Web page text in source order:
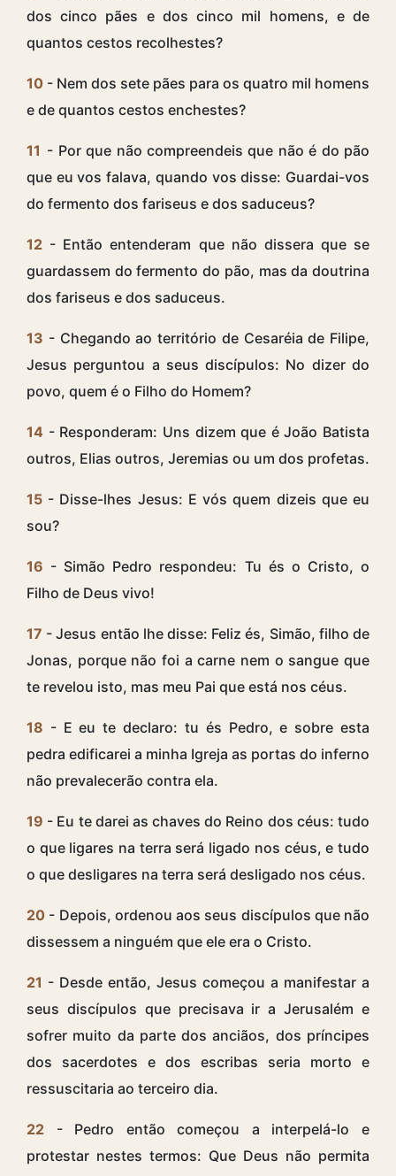
dos cinco pães e dos cinco mil homens, e de
quantos cestos recolhestes?
10 - Nem dos sete pães para os quatro mil homens
e de quantos cestos enchestes?
11 - Por que não compreendeis que não é do pão
que eu vos falava, quando vos disse: Guardai-vos
do fermento dos fariseus e dos saduceus?
12 - Então entenderam que não dissera que se
guardassem do fermento do pão, mas da doutrina
dos fariseus e dos saduceus.
13 - Chegando ao território de Cesaréia de Filipe,
Jesus perguntou a seus discípulos: No dizer do
povo, quem é o Filho do Homem?
14 - Responderam: Uns dizem que é João Batista
outros, Elias outros, Jeremias ou um dos profetas.
15 - Disse-lhes Jesus: E vós quem dizeis que eu
sou?
16 - Simão Pedro respondeu: Tu és o Cristo, o
Filho de Deus vivo!
17 - Jesus então lhe disse: Feliz és, Simão, filho de
Jonas, porque não foi a carne nem o sangue que
te revelou isto, mas meu Pai que está nos céus.
18 - E eu te declaro: tu és Pedro, e sobre esta
pedra edificarei a minha Igreja as portas do inferno
não prevalecerão contra ela.
19 - Eu te darei as chaves do Reino dos céus: tudo
o que ligares na terra será ligado nos céus, e tudo
o que desligares na terra será desligado nos céus.
20 - Depois, ordenou aos seus discípulos que não
dissessem a ninguém que ele era o Cristo.
21 - Desde então, Jesus começou a manifestar a
seus discípulos que precisava ir a Jerusalém e
sofrer muito da parte dos anciãos, dos príncipes
dos sacerdotes e dos escribas seria morto e
ressuscitaria ao terceiro dia.
22 - Pedro então começou a interpelá-lo e
protestar nestes termos: Que Deus não permita